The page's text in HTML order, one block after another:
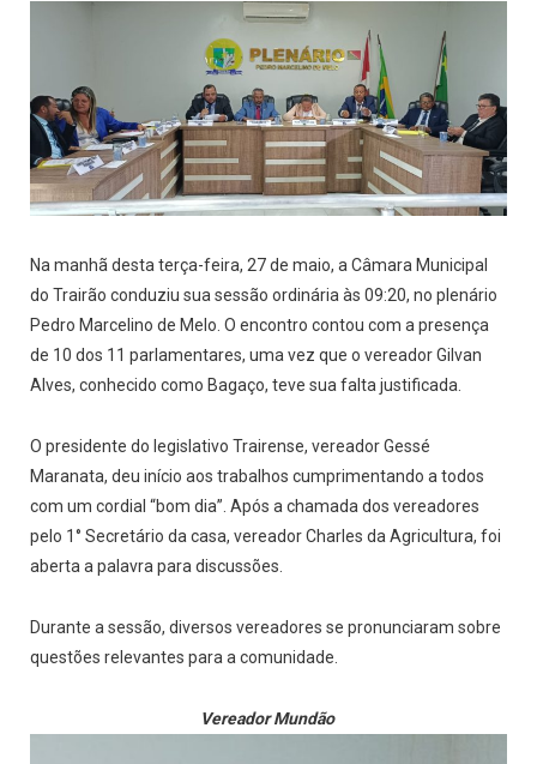
Na manhã desta terça-feira, 27 de maio, a Câmara Municipal
do Trairão conduziu sua sessão ordinária às 09:20, no plenário
Pedro Marcelino de Melo. O encontro contou com a presença
de 10 dos 11 parlamentares, uma vez que o vereador Gilvan
Alves, conhecido como Bagaço, teve sua falta justificada.
O presidente do legislativo Trairense, vereador Gessé
Maranata, deu início aos trabalhos cumprimentando a todos
com um cordial “bom dia”. Após a chamada dos vereadores
pelo 1° Secretário da casa, vereador Charles da Agricultura, foi
aberta a palavra para discussões.
Durante a sessão, diversos vereadores se pronunciaram sobre
questões relevantes para a comunidade.
Vereador Mundão